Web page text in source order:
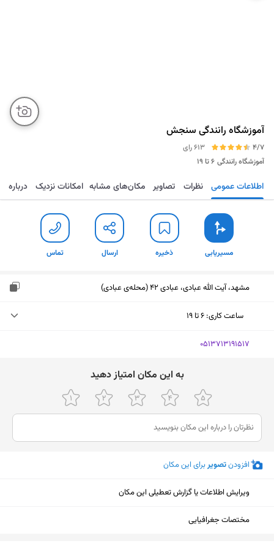
آموزشگاه رانندگی سنجش
4/7
613 رای
آموزشگاه رانندگی ۶ تا ۱۹
مسیریابی ذخیره ارسال تماس اطلاعات عمومی نظرات تصاویر مکان‌های مشابه امکانات نزدیک درباره
مسیریابی ذخیره ارسال تماس
مشهد، آیت الله عبادی، عبادی 42 (محله‌ی عبادی)
ساعت کاری: ۶ تا ۱۹
پنجشنبه (امروز)
یکشنبه
۶ تا ۱۹
دوشنبه
۶ تا ۱۹
سه‌شنبه
چهارشنبه
‎0513713191517
ﺑﻪ اﯾﻦ ﻣﮑﺎن اﻣﺘﯿﺎز دﻫﯿﺪ
افزودنتصویربرای این مکان
ویرایش اطلاعات یا گزارش تعطیلی این مکان
مختصات جغرافیایی